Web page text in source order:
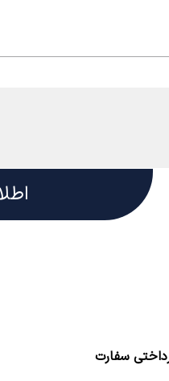
سفارت